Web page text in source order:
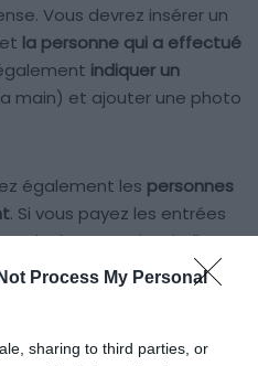
Process My Personal
sharing to third parties, or
Vous devrez insérer un
et la personne qui a effectué
indiquer un
main) et ajouter une photo
également les personnes
. Si vous payez les entrées
de vos amis, n’indiquez
le dîner pour l’ensemble
l’ensemble des